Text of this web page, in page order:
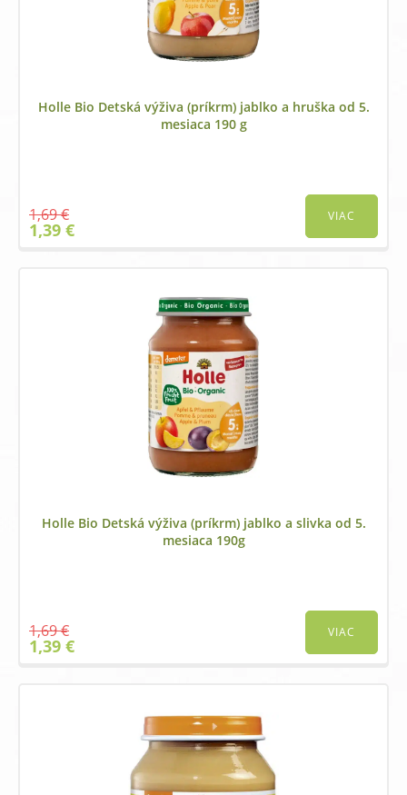
Holle Bio Detská výživa (príkrm) jablko a hruška od 5.
mesiaca 190 g
1,69€
Original
price
1,39 €Current
price
VIAC
Holle Bio Detská výživa (príkrm) jablko a slivka od 5.
mesiaca 190g
1,69€
Original
price
1,39 €Current
price
VIAC